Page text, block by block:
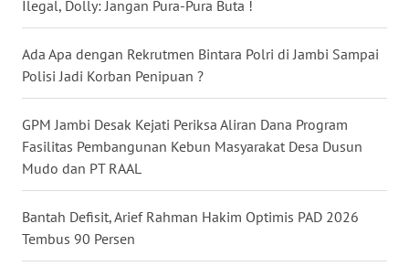
Ilegal, Dolly: Jangan Pura-Pura Buta !
Ada Apa dengan Rekrutmen Bintara Polri di Jambi Sampai
Polisi Jadi Korban Penipuan ?
GPM Jambi Desak Kejati Periksa Aliran Dana Program
Fasilitas Pembangunan Kebun Masyarakat Desa Dusun
Mudo dan PT RAAL
Bantah Defisit, Arief Rahman Hakim Optimis PAD 2026
Tembus 90 Persen
NUSANTARA
JOGJA
WN